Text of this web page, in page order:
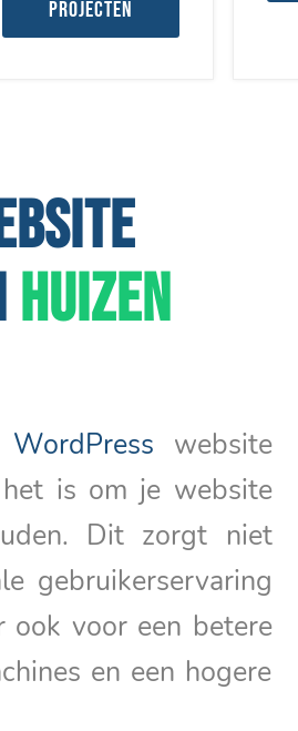
projecten
HUIZEN
WordPress website
is om je website
Dit zorgt niet
gebruikerservaring
ook voor een betere
en een hogere